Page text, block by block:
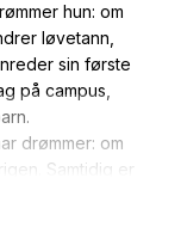
hun: om
løvetann,
sin første
på campus,
drømmer: om
Samtidig er
ekspeditrise, det